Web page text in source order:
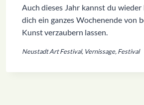
Neustadt Art Festival, Vernissage, Festival
Auch dieses Jahr kannst du
dich ein ganzes Wochenende von
Kunst verzaubern lassen.